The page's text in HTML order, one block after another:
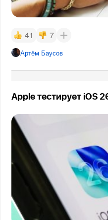
41 7
Артём Баусов
Apple тестирует iOS